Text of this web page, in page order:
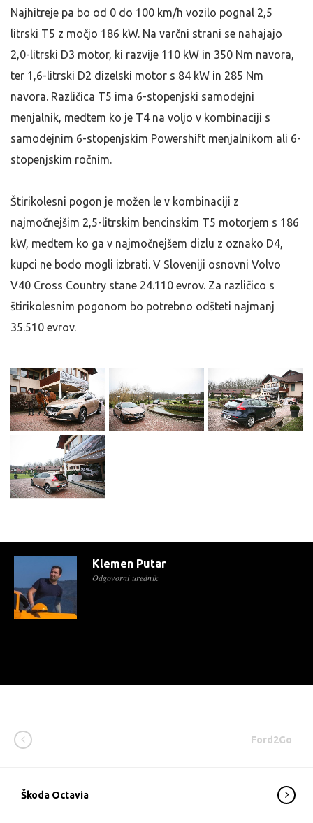
Najhitreje pa bo od 0 do 100 km/h vozilo pognal 2,5
litrski T5 z močjo 186 kW. Na varčni strani se nahajajo
2,0-litrski D3 motor, ki razvije 110 kW in 350 Nm navora,
ter 1,6-litrski D2 dizelski motor s 84 kW in 285 Nm
navora. Različica T5 ima 6-stopenjski samodejni
menjalnik, medtem ko je T4 na voljo v kombinaciji s
samodejnim 6-stopenjskim Powershift menjalnikom ali 6-
stopenjskim ročnim.
Štirikolesni pogon je možen le v kombinaciji z
najmočnejšim 2,5-litrskim bencinskim T5 motorjem s 186
kW, medtem ko ga v najmočnejšem dizlu z oznako D4,
kupci ne bodo mogli izbrati. V Sloveniji osnovni Volvo
V40 Cross Country stane 24.110 evrov. Za različico s
štirikolesnim pogonom bo potrebno odšteti najmanj
35.510 evrov.
Klemen Putar
Odgovorni urednik
Ford2Go
Škoda Octavia